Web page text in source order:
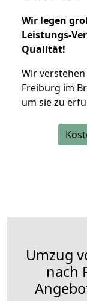
Wir legen
Leistungs-
Qualität!
Wir
Freiburg im
um sie zu
Umzug
nach